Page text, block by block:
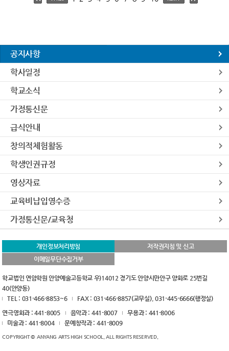
공지사항
학사일정
학교소식
가정통신문
급식안내
창의적체험활동
학생인권규정
영상자료
교육비납입영수증
가정통신문/교육청
개인정보처리방침
저작권지침 및 신고
이메일무단수집거부
학교법인 연암학원 안양예술고등학교 우)14012 경기도 안양시만안구 양화로 25번길
40(안양동)
TEL : 031-466-8853~6
FAX : 031-466-8857(교무실), 031-445-6666(행정실)
연극영화과 : 441-8005
음악과 : 441-8007
무용과 : 441-8006
미술과 : 441-8004
문예창작과 : 441-8009
COPYRIGHT © ANYANG ARTS HIGH SCHOOL. ALL RIGHTS RESERVED.